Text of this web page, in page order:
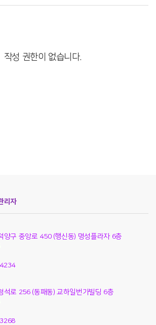
작성 권한이 없습니다.
리자
양구 중앙로 450 (행신동) 명성플라자 6층
석로 256 (동패동) 교하일번가빌딩 6층